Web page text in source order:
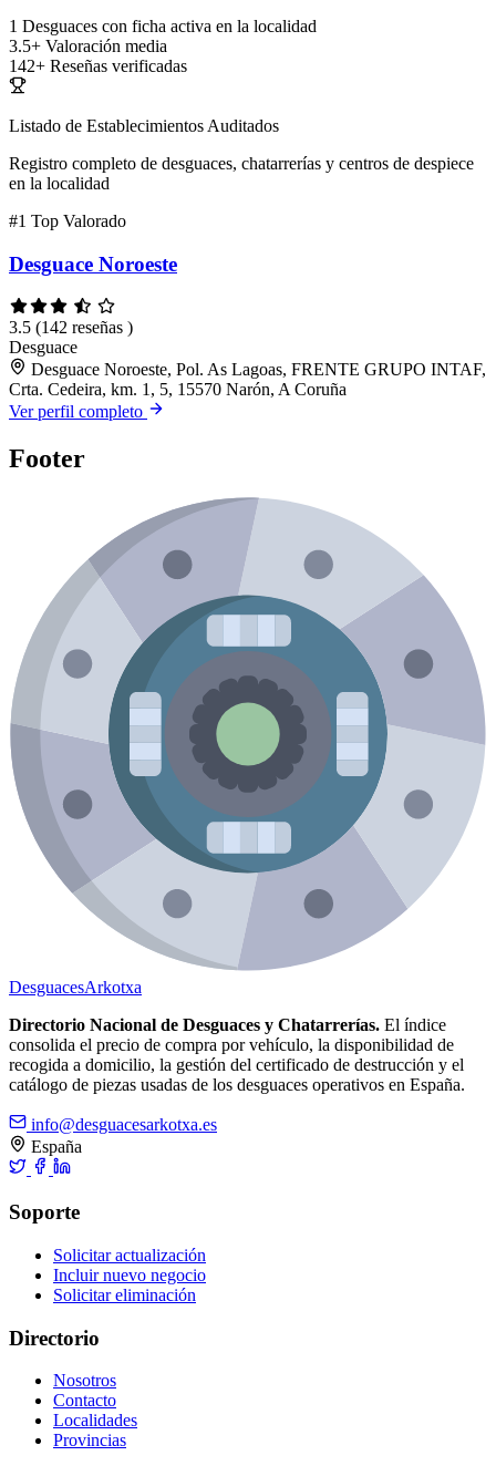
1 Desguaces con ficha activa en la localidad
3.5+ Valoración media
142+ Reseñas verificadas
Listado de Establecimientos Auditados
Registro completo de desguaces, chatarrerías y centros de despiece
en la localidad
#1 Top Valorado
Desguace Noroeste
3.5 (142 reseñas )
Desguace
Desguace Noroeste, Pol. As Lagoas, FRENTE GRUPO INTAF,
Crta. Cedeira, km. 1, 5, 15570 Narón, A Coruña
Ver perfil completo
Footer
DesguacesArkotxa
Directorio Nacional de Desguaces y Chatarrerías. El índice
consolida el precio de compra por vehículo, la disponibilidad de
recogida a domicilio, la gestión del certificado de destrucción y el
catálogo de piezas usadas de los desguaces operativos en España.
info@desguacesarkotxa.es
España
Soporte
Solicitar actualización
Incluir nuevo negocio
Solicitar eliminación
Directorio
Nosotros
Contacto
Localidades
Provincias